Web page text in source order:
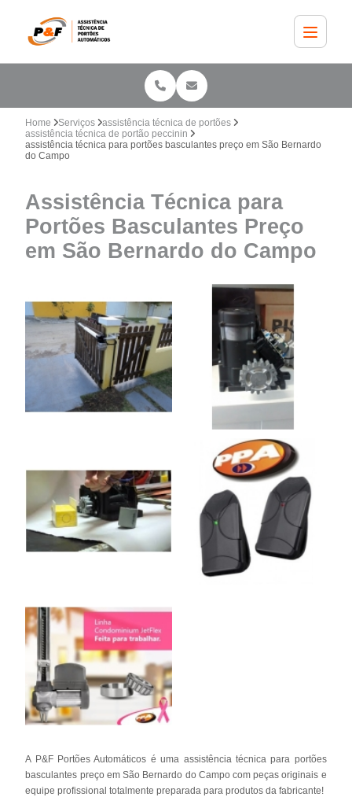
Home Serviços
assistência técnica de portões
assistência técnica de portão peccinin
assistência técnica para portões basculantes preço em São Bernardo
do Campo
Assistência Técnica para
Portões Basculantes Preço
em São Bernardo do Campo
A P&F Portões Automáticos é uma assistência técnica para portões
basculantes preço em São Bernardo do Campo com peças originais e
equipe profissional totalmente preparada para produtos da fabricante!